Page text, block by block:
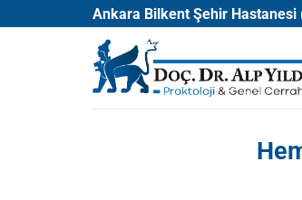
atla
Ankara Bilkent Şehir